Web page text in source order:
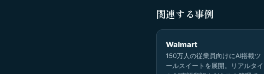
関連する事例
Walmart
150万人の従業員向けにAI搭載ツ
ールスイートを展開。リアルタイ